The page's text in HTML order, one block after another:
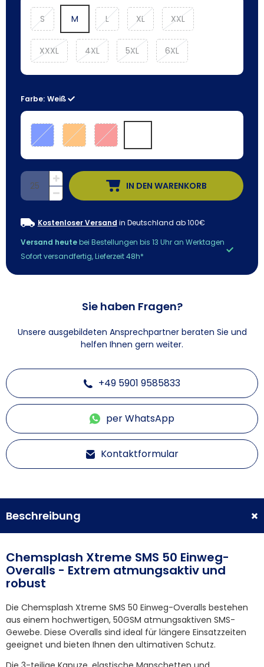
S M L XL XXL
XXXL 4XL 5XL 6XL
Farbe: Weiß
IN DEN WARENKORB
Kostenloser Versand in Deutschland ab 100€
Versand heutebei Bestellungen bis 13 Uhr an Werktagen
Sofort versandfertig, Lieferzeit 48h*
Sie haben Fragen?
Unsere ausgebildeten Ansprechpartner beraten Sie und
helfen Ihnen gern weiter.
+49 5901 9585833
per WhatsApp
Kontaktformular
Beschreibung
Chemsplash Xtreme SMS 50 Einweg-
Overalls - Extrem atmungsaktiv und
robust
Die Chemsplash Xtreme SMS 50 Einweg-Overalls bestehen
aus einem hochwertigen, 50GSM atmungsaktiven SMS-
Gewebe. Diese Overalls sind ideal für längere Einsatzzeiten
geeignet und bieten Ihnen den ultimativen Schutz.